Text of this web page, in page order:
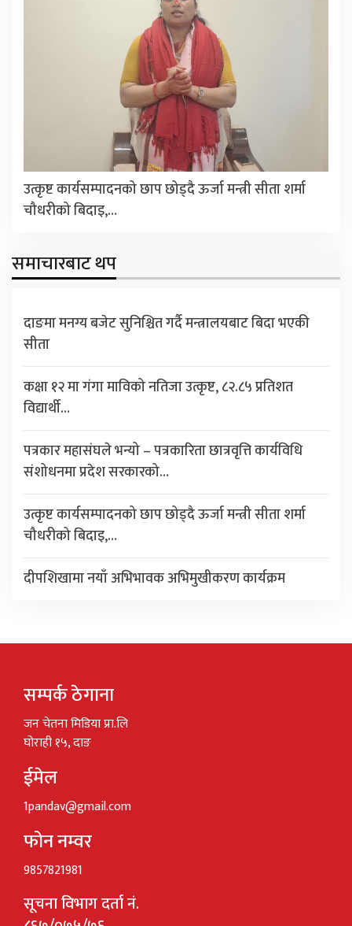
उत्कृष्ट कार्यसम्पादनको छाप छोड्दै ऊर्जा मन्त्री सीता शर्मा
चौधरीको बिदाइ,…
समाचारबाट थप
दाङमा मनग्य बजेट सुनिश्चित गर्दै मन्त्रालयबाट बिदा भएकी
सीता
कक्षा १२ मा गंगा माविको नतिजा उत्कृष्ट, ८२.८५ प्रतिशत
विद्यार्थी…
पत्रकार महासंघले भन्यो – पत्रकारिता छात्रवृत्ति कार्यविधि
संशोधनमा प्रदेश सरकारको…
उत्कृष्ट कार्यसम्पादनको छाप छोड्दै ऊर्जा मन्त्री सीता शर्मा
चौधरीको बिदाइ,…
दीपशिखामा नयाँ अभिभावक अभिमुखीकरण कार्यक्रम
सम्पर्क ठेगाना
जन चेतना मिडिया प्रा.लि
घोराही १५, दाङ
ईमेल
1pandav@gmail.com
फोन नम्वर
9857821981
सूचना विभाग दर्ता नं.